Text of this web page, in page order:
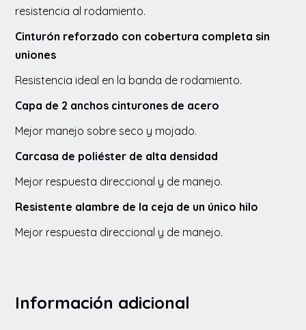
resistencia al rodamiento.
Cinturón reforzado con cobertura completa sin
uniones
Resistencia ideal en la banda de rodamiento.
Capa de 2 anchos cinturones de acero
Mejor manejo sobre seco y mojado.
Carcasa de poliéster de alta densidad
Mejor respuesta direccional y de manejo.
Resistente alambre de la ceja de un único hilo
Mejor respuesta direccional y de manejo.
Información adicional